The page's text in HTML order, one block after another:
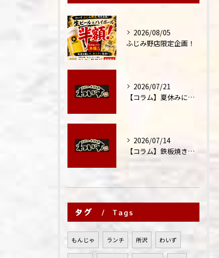
2026/08/05
ふじみ野店限定企画！
2026/07/21
【コラム】夏休みに家族外食が増える理由
2026/07/14
【コラム】鉄板焼きが"コミュニケーション飯"と呼ばれる理由
タグ Tags
もんじゃ ランチ 所沢 わいず